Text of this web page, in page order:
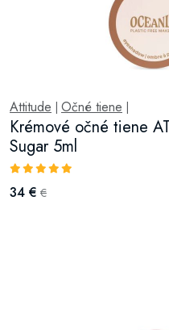
Attitude Očné tiene
Krémové očné tiene
Sugar 5ml
34 € €